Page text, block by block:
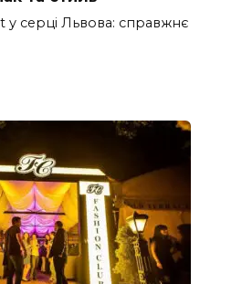
у серці Львова: справжнє